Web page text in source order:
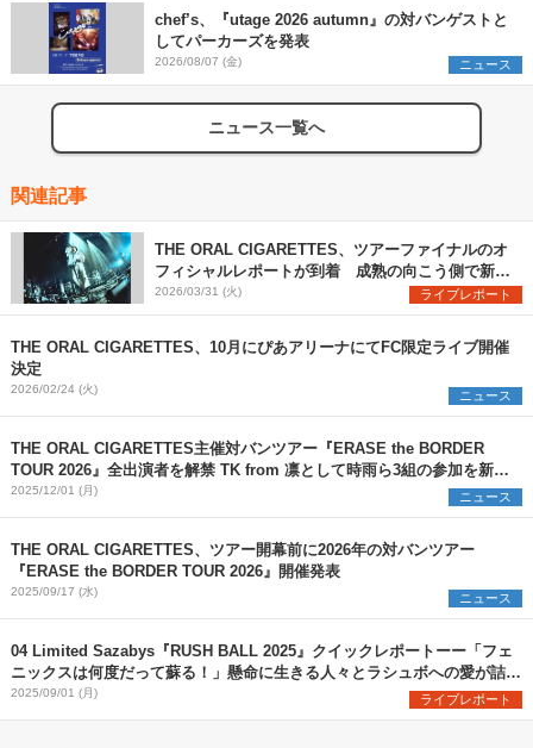
chef’s、『utage 2026 autumn』の対バンゲストと
してパーカーズを発表
2026/08/07 (金) ニュース
ニュース一覧へ
関連記事
THE ORAL CIGARETTES、ツアーファイナルのオ
フィシャルレポートが到着 成熟の向こう側で新た
な衝動に身を任せる現在のオーラルを綴る
2026/03/31 (火) ライブレポート
THE ORAL CIGARETTES、10月にぴあアリーナにてFC限定ライブ開催
決定
2026/02/24 (火) ニュース
THE ORAL CIGARETTES主催対バンツアー『ERASE the BORDER
TOUR 2026』全出演者を解禁 TK from 凛として時雨ら3組の参加を新た
に発表
2025/12/01 (月) ニュース
THE ORAL CIGARETTES、ツアー開幕前に2026年の対バンツアー
『ERASE the BORDER TOUR 2026』開催発表
2025/09/17 (水) ニュース
04 Limited Sazabys『RUSH BALL 2025』クイックレポートーー「フェ
ニックスは何度だって蘇る！」懸命に生きる人々とラシュボへの愛が詰ま
った珠玉のステージ
2025/09/01 (月) ライブレポート